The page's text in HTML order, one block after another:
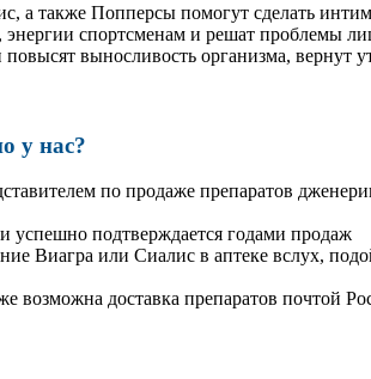
а также Попперсы помогут сделать
спортсменам и решат проблемы
выносливость организма, вернут
у нас?
по продаже препаратов
успешно подтверждается годами продаж
Виагра или Сиалис в аптеке вслух,
возможна доставка препаратов почтой